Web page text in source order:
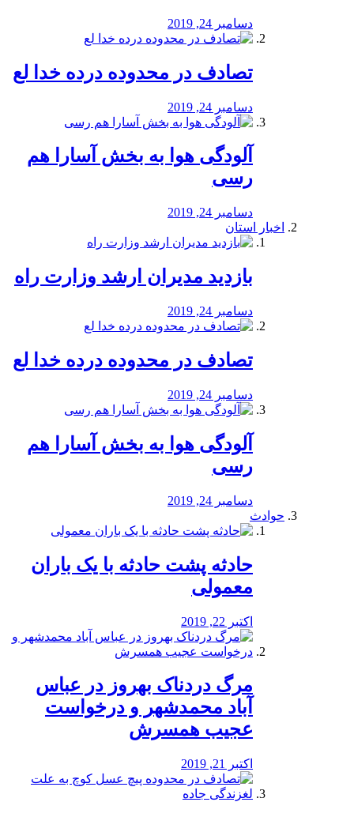
دسامبر 24, 2019
تصادف در محدوده درده خدا لع
دسامبر 24, 2019
آلودگی هوا به بخش آسارا هم
رسی
دسامبر 24, 2019
اخبار استان
بازدید مدیران ارشد وزارت راه
دسامبر 24, 2019
تصادف در محدوده درده خدا لع
دسامبر 24, 2019
آلودگی هوا به بخش آسارا هم
رسی
دسامبر 24, 2019
حوادث
️حادثه پشت حادثه با یک باران
معمولی
اکتبر 22, 2019
مرگ دردناک بهروز در عباس
آباد محمدشهر و درخواست
عجیب همسرش
اکتبر 21, 2019